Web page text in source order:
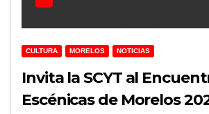
CULTURA MORELOS NOTICIAS
Invita la SCYT al
Escénicas de Morelos